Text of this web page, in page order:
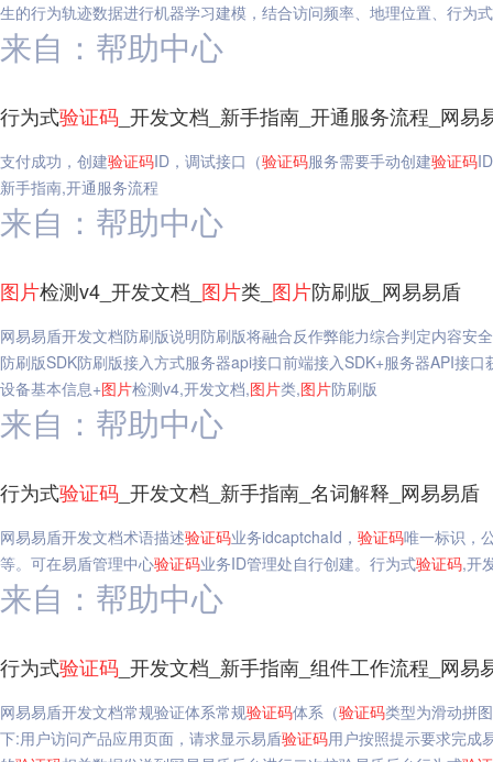
生的行为轨迹数据进行机器学习建模，结合访问频率、地理位置、行为式
来自：帮助中心
行为式验证码 _开发文档_新手指南_开通服务流程_网易
支付成功，创建验证码ID，调试接口（验证码服务需要手动创建验证码
新手指南,开通服务流程
来自：帮助中心
图片检测v4_开发文档_ 图片类_ 图片防刷版_网易易盾
网易易盾开发文档防刷版说明防刷版将融合反作弊能力综合判定内容安
防刷版SDK防刷版接入方式服务器api接口前端接入SDK+服务器API接
设备基本信息+图片检测v4,开发文档,图片类,图片防刷版
来自：帮助中心
行为式验证码 _开发文档_新手指南_名词解释_网易易盾
网易易盾开发文档术语描述验证码业务idcaptchaId， 验证码唯一标识，
等。可在易盾管理中心验证码业务ID管理处自行创建。行为式验证码,开
来自：帮助中心
行为式验证码 _开发文档_新手指南_组件工作流程_网易
网易易盾开发文档常规验证体系常规验证码体系（验证码类型为滑动拼
下:用户访问产品应用页面，请求显示易盾验证码用户按照提示要求完成